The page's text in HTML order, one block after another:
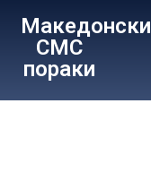
Македонски
СМС
пораки